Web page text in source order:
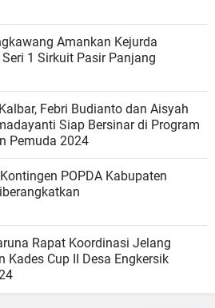
Amankan Kejurda
1 Sirkuit Pasir Panjang
Febri Budianto dan Aisyah
Siap Bersinar di Program
Pemuda 2024
POPDA Kabupaten
Rapat Koordinasi Jelang
Kades Cup II Desa Engkersik